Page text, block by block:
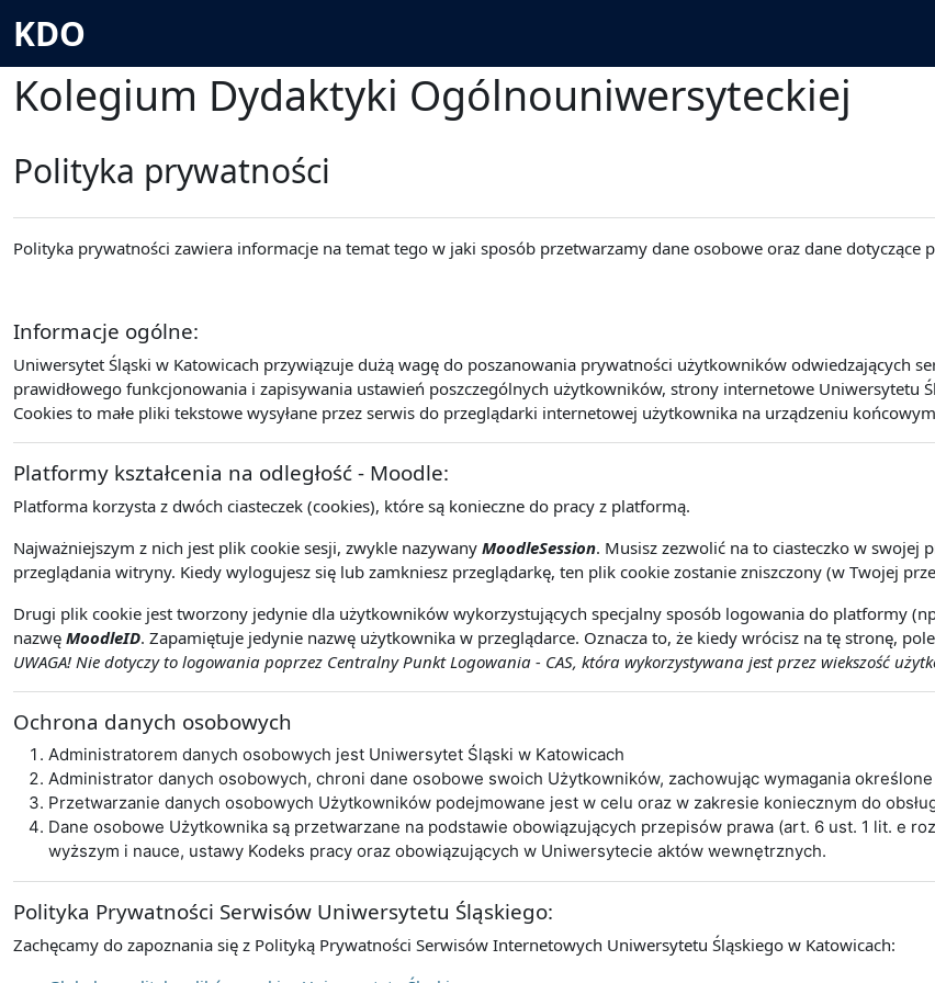
KDO
Kolegium Dydaktyki Ogólnouniwersyteckiej
Polityka prywatności
Polityka prywatności zawiera informacje na temat tego w jaki sposób przetwarzamy dane osobowe oraz dane dotyczące
Informacje ogólne:
Uniwersytet Śląski w Katowicach przywiązuje dużą wagę do poszanowania prywatności użytkowników odwiedzających
prawidłowego funkcjonowania i zapisywania ustawień poszczególnych użytkowników, strony internetowe Uniwersytetu
Cookies to małe pliki tekstowe wysyłane przez serwis do przeglądarki internetowej użytkownika na urządzeniu
Platformy kształcenia na odległość - Moodle:
Platforma korzysta z dwóch ciasteczek (cookies), które są konieczne do pracy z platformą.
Najważniejszym z nich jest plik cookie sesji, zwykle nazywany MoodleSession. Musisz zezwolić na to ciasteczko w swojej
przeglądania witryny. Kiedy wylogujesz się lub zamkniesz przeglądarkę, ten plik cookie zostanie zniszczony (w Twojej
Drugi plik cookie jest tworzony jedynie dla użytkowników wykorzystujących specjalny sposób logowania do platformy
nazwę MoodleID. Zapamiętuje jedynie nazwę użytkownika w przeglądarce. Oznacza to, że kiedy wrócisz na tę stronę,
UWAGA! Nie dotyczy to logowania poprzez Centralny Punkt Logowania - CAS, która wykorzystywana jest przez wiekszość
Ochrona danych osobowych
Administratorem danych osobowych jest Uniwersytet Śląski w Katowicach
Administrator danych osobowych, chroni dane osobowe swoich Użytkowników, zachowując wymagania
Przetwarzanie danych osobowych Użytkowników podejmowane jest w celu oraz w zakresie koniecznym do
Dane osobowe Użytkownika są przetwarzane na podstawie obowiązujących przepisów prawa (art. 6 ust. 1 lit. e
wyższym i nauce, ustawy Kodeks pracy oraz obowiązujących w Uniwersytecie aktów wewnętrznych.
Polityka Prywatności Serwisów Uniwersytetu Śląskiego:
Zachęcamy do zapoznania się z Polityką Prywatności Serwisów Internetowych Uniwersytetu Śląskiego w Katowicach: